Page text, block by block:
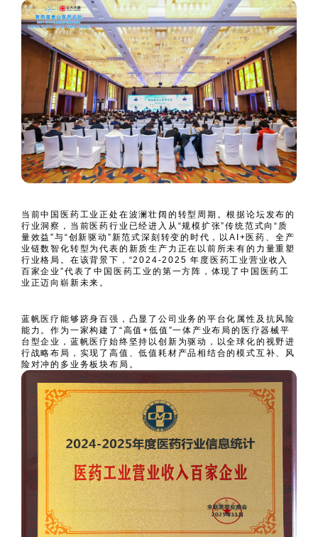
当前中国医药工业正处在波澜壮阔的转型周期。根据论坛发布的
行业洞察，当前医药行业已经进入从“规模扩张”传统范式向“质
量效益”与“创新驱动”新范式深刻转变的时代，以AI+医药、全产
业链数智化转型为代表的新质生产力正在以前所未有的力量重塑
行业格局。在该背景下，“2024-2025 年度医药工业营业收入
百家企业”代表了中国医药工业的第一方阵，体现了中国医药工
业正迈向崭新未来。
蓝帆医疗能够跻身百强，凸显了公司业务的平台化属性及抗风险
能力。作为一家构建了“高值+低值”一体产业布局的医疗器械平
台型企业，蓝帆医疗始终坚持以创新为驱动，以全球化的视野进
行战略布局，实现了高值、低值耗材产品相结合的模式互补、风
险对冲的多业务板块布局。